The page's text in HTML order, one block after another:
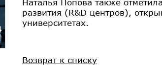
Наталья Попова также
развития (R&D центров),
университетах.
Возврат к списку